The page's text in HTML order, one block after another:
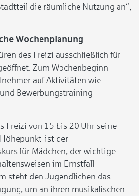
die räumliche Nutzung an“,
Wochenplanung
des Freizi ausschließlich für
Zum Wochenbeginn
auf Aktivitäten wie
Bewerbungstraining
Freizi von 15 bis 20 Uhr seine
ist der
für Mädchen, der wichtige
im Ernstfall
steht den Jugendlichen das
um an ihren musikalischen